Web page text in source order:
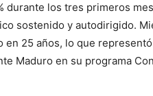
durante los tres primeros
sostenido y autodirigido.
en 25 años, lo que
Maduro en su programa